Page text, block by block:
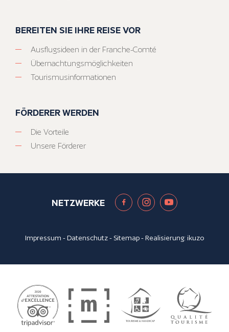
BEREITEN SIE IHRE REISE VOR
Ausflugsideen in der Franche-Comté
Übernachtungsmöglichkeiten
Tourismusinformationen
FÖRDERER WERDEN
Die Vorteile
Unsere Förderer
NETZWERKE
Impressum -Datenschutz- Sitemap- Realisierung:ikuzo